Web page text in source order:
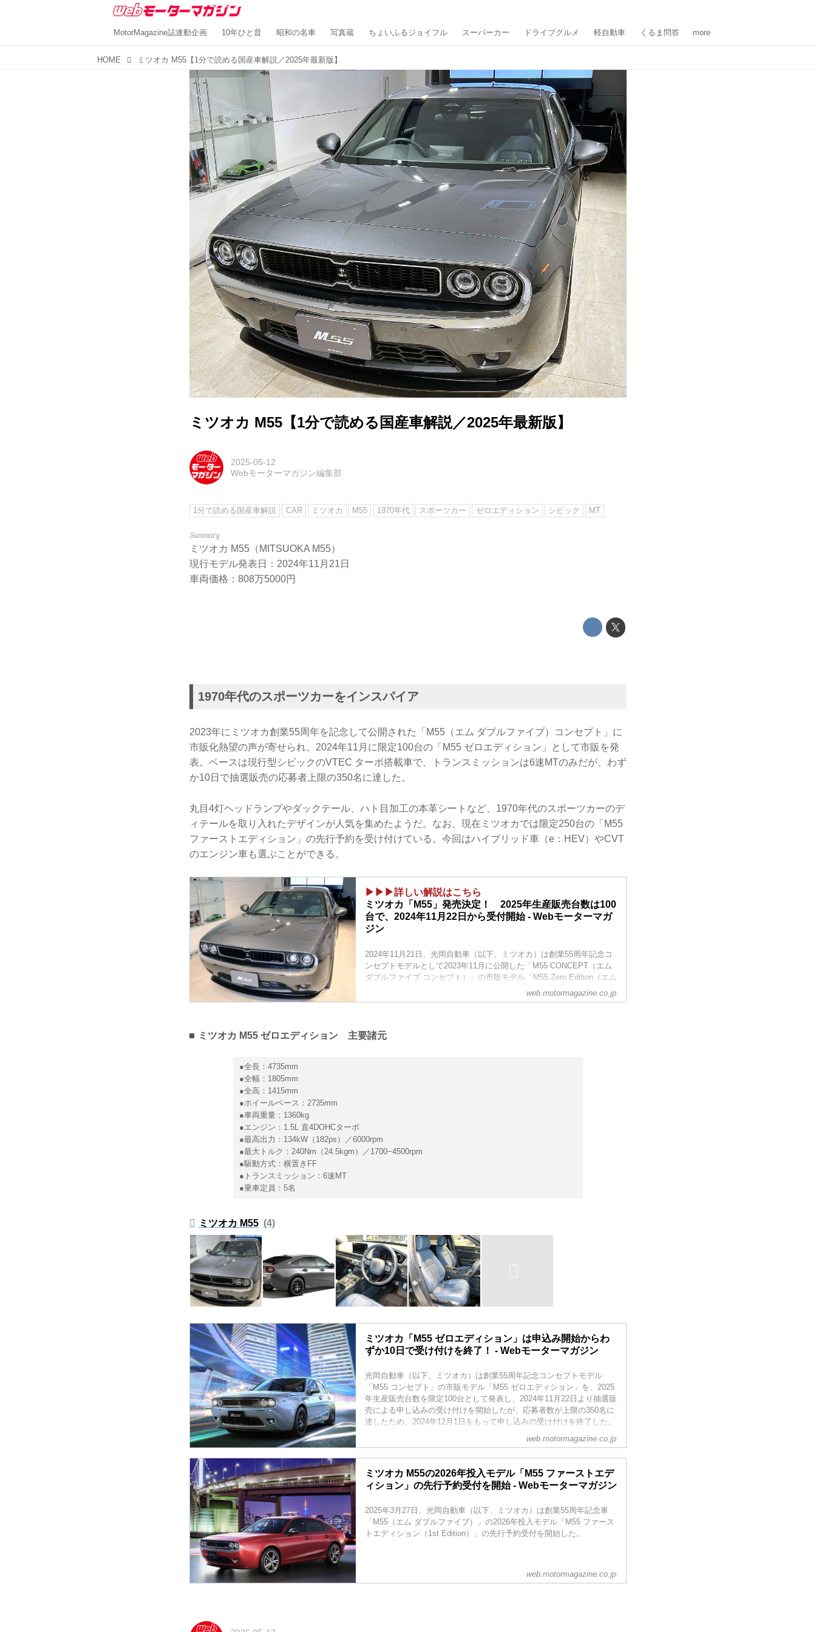
MotorMagazine誌連動企画 10年ひと昔 昭和の名車 写真蔵 ちょいふるジョイフル スーパーカー ドライブグルメ 軽自動車 くるま問答 more
HOME ミツオカ M55【1分で読める国産車解説／2025年最新版】
ミツオカ M55【1分で読める国産車解説／2025年最新版】
2025-05-12
Webモーターマガジン編集部
1分で読める国産車解説 CAR ミツオカ M55 1970年代 スポーツカー ゼロエディション シビック MT
ミツオカ M55（MITSUOKA M55）
現行モデル発表日：2024年11月21日
車両価格：808万5000円
1970年代のスポーツカーをインスパイア
2023年にミツオカ創業55周年を記念して公開された「M55（エム ダブルファイブ）コンセプト」に
市販化熱望の声が寄せられ、2024年11月に限定100台の「M55 ゼロエディション」として市販を発
表。ベースは現行型シビックのVTEC ターボ搭載車で、トランスミッションは6速MTのみだが、わず
か10日で抽選販売の応募者上限の350名に達した。
丸目4灯ヘッドランプやダックテール、ハト目加工の本革シートなど、1970年代のスポーツカーのデ
ィテールを取り入れたデザインが人気を集めたようだ。なお、現在ミツオカでは限定250台の「M55
ファーストエディション」の先行予約を受け付けている。今回はハイブリッド車（e：HEV）やCVT
のエンジン車も選ぶことができる。
▶▶▶詳しい解説はこちら
ミツオカ「M55」発売決定！ 2025年生産販売台数は100
台で、2024年11月22日から受付開始 - Webモーターマガ
ジン
2024年11月21日、光岡自動車（以下、ミツオカ）は創業55周年記念コ
ンセプトモデルとして2023年11月に公開した「M55 CONCEPT（エム
ダブルファイブ コンセプト）」の市販モデル「M55 Zero Edition（エム
ダブルファイブ ゼロエディション）」を、2025年生産販売台数を限定
100台として正式発表。同年11月22日（金）より全国のミツオカ取扱拠
web.motormagazine.co.jp
ミツオカ M55 ゼロエディション 主要諸元
●全長：4735mm
●全幅：1805mm
●全高：1415mm
●ホイールベース：2735mm
●車両重量：1360kg
●エンジン：1.5L 直4DOHCターボ
●最高出力：134kW（182ps）／6000rpm
●最大トルク：240Nm（24.5kgm）／1700−4500rpm
●駆動方式：横置きFF
●トランスミッション：6速MT
●乗車定員：5名
ミツオカ M55 4
ミツオカ「M55 ゼロエディション」は申込み開始からわ
ずか10日で受け付けを終了！ - Webモーターマガジン
光岡自動車（以下、ミツオカ）は創業55周年記念コンセプトモデル
「M55 コンセプト」の市販モデル「M55 ゼロエディション」を、2025
年生産販売台数を限定100台として発表し、2024年11月22日より抽選販
売による申し込みの受け付けを開始したが、応募者数が上限の350名に
達したため、2024年12月1日をもって申し込みの受け付けを終了した。
web.motormagazine.co.jp
ミツオカ M55の2026年投入モデル「M55 ファーストエデ
ィション」の先行予約受付を開始 - Webモーターマガジン
2025年3月27日、光岡自動車（以下、ミツオカ）は創業55周年記念車
「M55（エム ダブルファイブ）」の2026年投入モデル「M55 ファース
トエディション（1st Edition）」の先行予約受付を開始した。
web.motormagazine.co.jp